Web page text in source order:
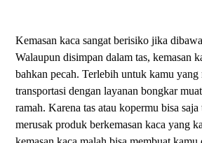
Kemasan kaca sangat berisiko jika
Walaupun disimpan dalam tas, kemasan
bahkan pecah. Terlebih untuk kamu yang
transportasi dengan layanan bongkar
ramah. Karena tas atau kopermu bisa
merusak produk berkemasan kaca yang